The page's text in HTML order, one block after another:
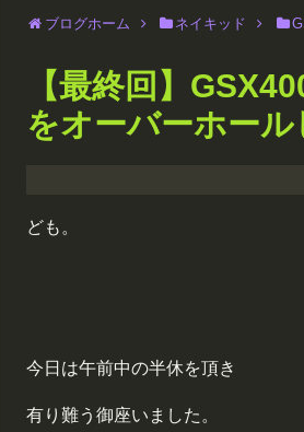
ブログホーム ネイキッド
【最終回】
をオーバーホール
ども。
今日は午前中の半休を頂き
有り難う御座いました。